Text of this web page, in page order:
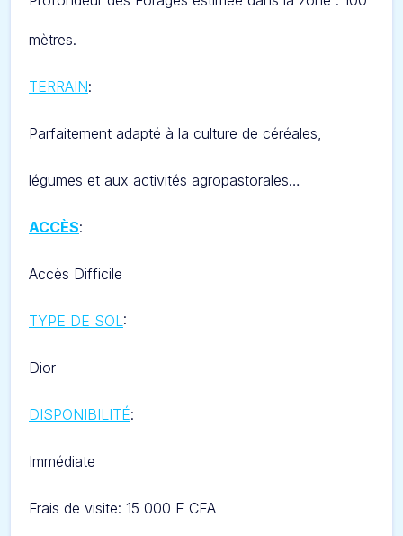
mètres.
TERRAIN:
Parfaitement adapté à la culture de céréales,
légumes et aux activités agropastorales…
ACCÈS:
Accès Difficile
TYPE DE SOL:
Dior
DISPONIBILITÉ:
Immédiate
Frais de visite: 15 000 F CFA